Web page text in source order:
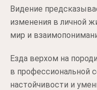
Видение
изменения в личной
мир и
Езда верхом на
в профессиональной
настойчивости и